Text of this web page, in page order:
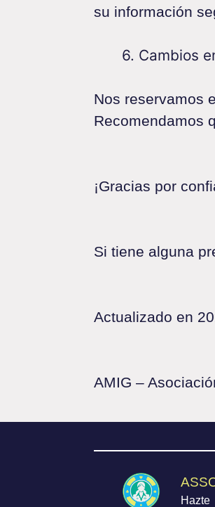
su información
6. Cambios
Nos reservamos
Recomendamos
¡Gracias por
Si tiene alguna
Actualizado en
AMIG –
Hazte